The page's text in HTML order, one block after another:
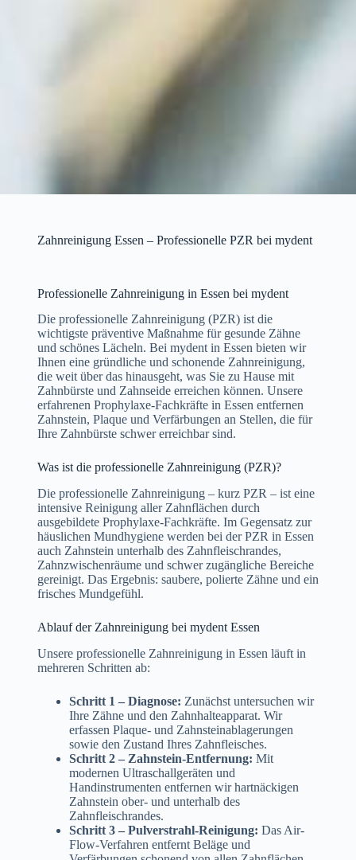
Zahnreinigung Essen – Professionelle PZR bei mydent
Professionelle Zahnreinigung in Essen bei mydent
Die professionelle Zahnreinigung (PZR) ist die
wichtigste präventive Maßnahme für gesunde Zähne
und schönes Lächeln. Bei mydent in Essen bieten wir
Ihnen eine gründliche und schonende Zahnreinigung,
die weit über das hinausgeht, was Sie zu Hause mit
Zahnbürste und Zahnseide erreichen können. Unsere
erfahrenen Prophylaxe-Fachkräfte in Essen entfernen
Zahnstein, Plaque und Verfärbungen an Stellen, die für
Ihre Zahnbürste schwer erreichbar sind.
Was ist die professionelle Zahnreinigung (PZR)?
Die professionelle Zahnreinigung – kurz PZR – ist eine
intensive Reinigung aller Zahnflächen durch
ausgebildete Prophylaxe-Fachkräfte. Im Gegensatz zur
häuslichen Mundhygiene werden bei der PZR in Essen
auch Zahnstein unterhalb des Zahnfleischrandes,
Zahnzwischenräume und schwer zugängliche Bereiche
gereinigt. Das Ergebnis: saubere, polierte Zähne und ein
frisches Mundgefühl.
Ablauf der Zahnreinigung bei mydent Essen
Unsere professionelle Zahnreinigung in Essen läuft in
mehreren Schritten ab:
Schritt 1 – Diagnose: Zunächst untersuchen wir
Ihre Zähne und den Zahnhalteapparat. Wir
erfassen Plaque- und Zahnsteinablagerungen
sowie den Zustand Ihres Zahnfleisches.
Schritt 2 – Zahnstein-Entfernung: Mit
modernen Ultraschallgeräten und
Handinstrumenten entfernen wir hartnäckigen
Zahnstein ober- und unterhalb des
Zahnfleischrandes.
Schritt 3 – Pulverstrahl-Reinigung: Das Air-
Flow-Verfahren entfernt Beläge und